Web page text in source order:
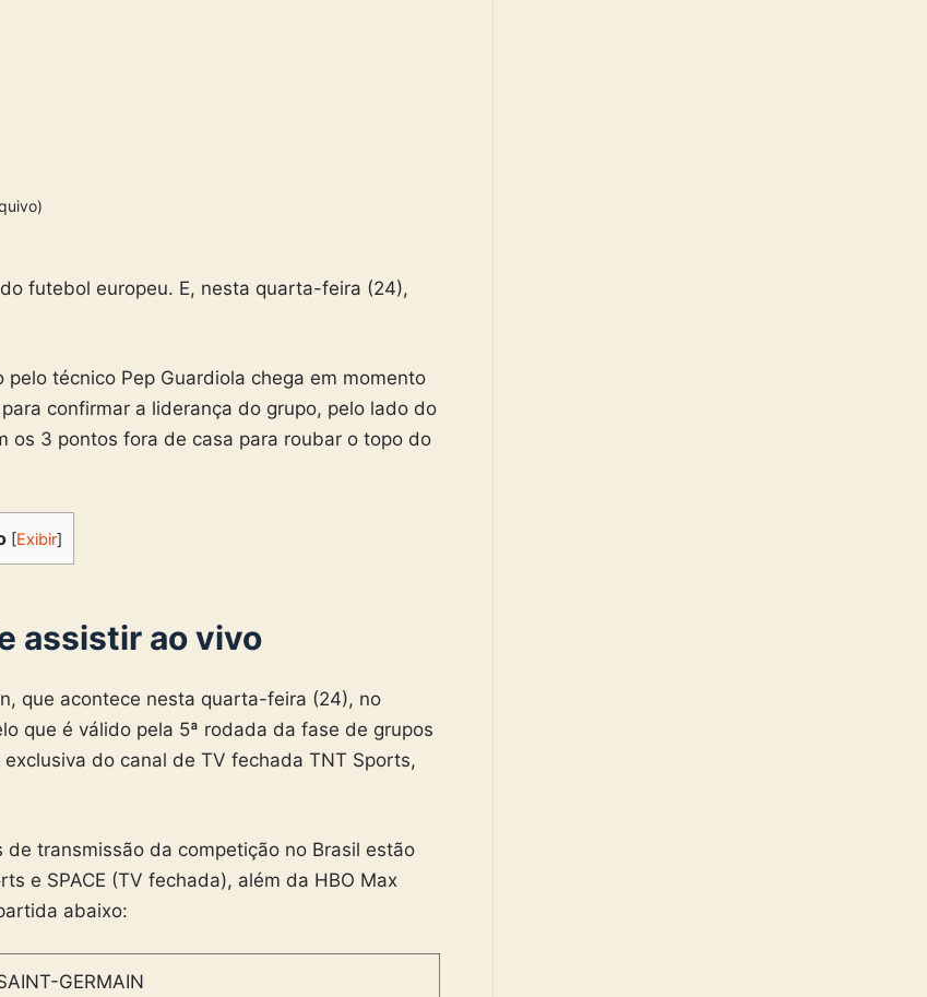
futebol europeu. E, nesta quarta-feira (24),
técnico Pep Guardiola chega em momento
confirmar a liderança do grupo, pelo lado do
os 3 pontos fora de casa para roubar o topo do
[Exibir]
assistir ao vivo
que acontece nesta quarta-feira (24), no
que é válido pela 5ª rodada da fase de grupos
do canal de TV fechada TNT Sports,
transmissão da competição no Brasil estão
e SPACE (TV fechada), além da HBO Max
abaixo:
GERMAIN